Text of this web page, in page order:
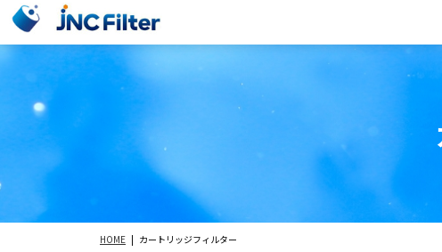
HOME カートリッジフィルター